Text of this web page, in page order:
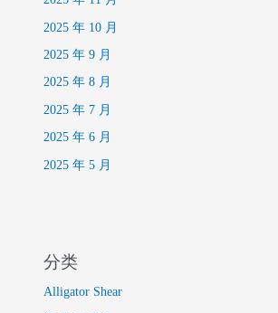
2025 年 10 月
2025 年 9 月
2025 年 8 月
2025 年 7 月
2025 年 6 月
2025 年 5 月
分类
Alligator Shear